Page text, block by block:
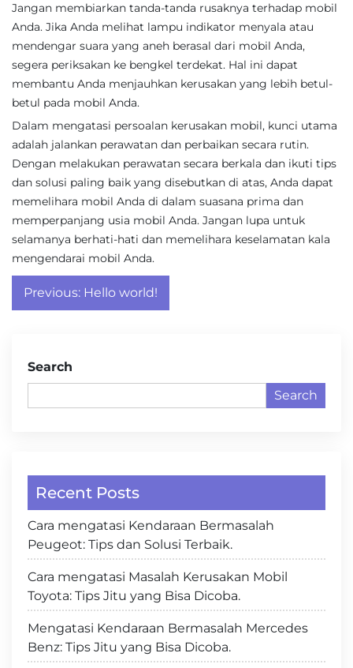
Jangan membiarkan tanda-tanda rusaknya terhadap mobil
Anda. Jika Anda melihat lampu indikator menyala atau
mendengar suara yang aneh berasal dari mobil Anda,
segera periksakan ke bengkel terdekat. Hal ini dapat
membantu Anda menjauhkan kerusakan yang lebih betul-
betul pada mobil Anda.
Dalam mengatasi persoalan kerusakan mobil, kunci utama
adalah jalankan perawatan dan perbaikan secara rutin.
Dengan melakukan perawatan secara berkala dan ikuti tips
dan solusi paling baik yang disebutkan di atas, Anda dapat
memelihara mobil Anda di dalam suasana prima dan
memperpanjang usia mobil Anda. Jangan lupa untuk
selamanya berhati-hati dan memelihara keselamatan kala
mengendarai mobil Anda.
Post
navigation
Previous: Hello world!
Search
Search
Recent Posts
Cara mengatasi Kendaraan Bermasalah
Peugeot: Tips dan Solusi Terbaik.
Cara mengatasi Masalah Kerusakan Mobil
Toyota: Tips Jitu yang Bisa Dicoba.
Mengatasi Kendaraan Bermasalah Mercedes
Benz: Tips Jitu yang Bisa Dicoba.